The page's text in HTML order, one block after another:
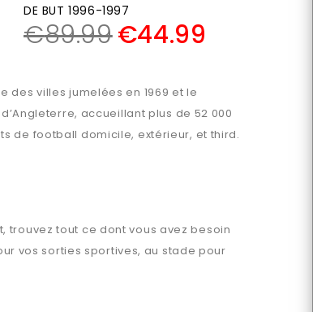
DE BUT 1996-1997
€89.99€44.99
des villes jumelées en 1969 et le
accueillant plus de 52 000
de football domicile, extérieur, et third.
, trouvez tout ce dont vous avez besoin
vos sorties sportives, au stade pour